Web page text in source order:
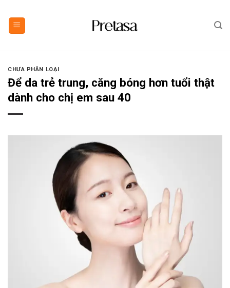
content
CHƯA PHÂN LOẠI
Để da trẻ trung, căng bóng hơn tuổi thật
dành cho chị em sau 40